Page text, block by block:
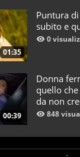
01:35
Puntura
subito e
0
00:39
Donna
quello
da non
848